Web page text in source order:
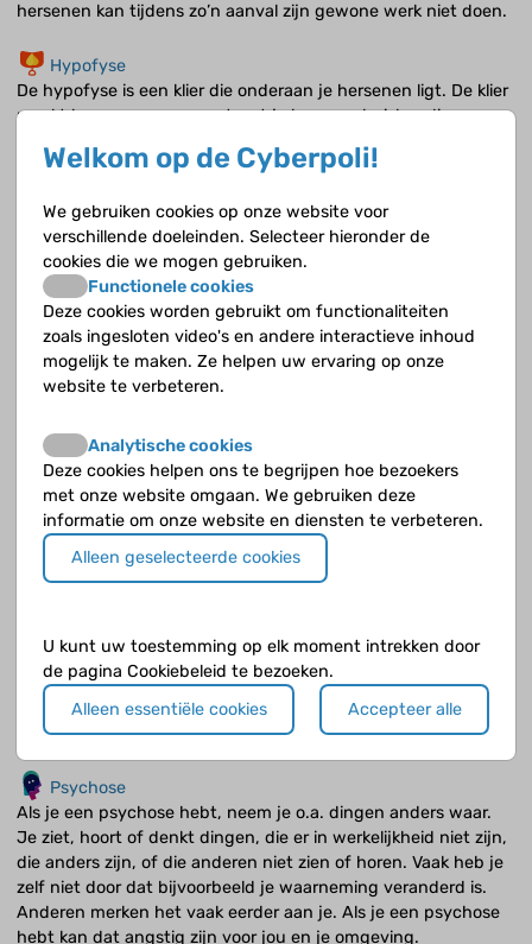
hersenen kan tijdens zo’n aanval zijn gewone werk niet doen.
Hypofyse
De hypofyse is een klier die onderaan je hersenen ligt. De klier
maakt hormonen aan en stuurt je hormoonhuishouding aan.
ASS (Autisme)
veel verschillende vormen, daarom hebben we het over een
spectrum. Geen enkel kind met ASS is hetzelfde. De ernst
verschilt, de kenmerken, bijkomende factoren of de invloed
die het heeft op je dagelijks leven.
Hersentumoren
Er zijn verschillende soorten hersentumoren, ze kunnen allerlei
klachten geven, zoals minder goed zien, minder kracht in je
Trombose
Bij sinustrombose raakt een ader in (het voorste deel) van je
hersenen verstopt. Meestal krijg je dan snel opkomende,
hevige hoofdpijn. Je kunt last krijgen o.a. van epileptische
aanvallen of moeite met bewegen van je armen en/of benen.
Als je te vroeg geboren bent, kan dat o.a. (een laat) effect
hebben op de ontwikkeling van de hersenen. In de hersenen
kunnen bloedingen ontstaan, waardoor er fysieke en mentale
problemen kunnen ontstaan, op korte of lange termijn.
Psychose
Als je een psychose hebt, neem je o.a. dingen anders waar.
Je ziet, hoort of denkt dingen, die er in werkelijkheid niet zijn,
die anders zijn, of die anderen niet zien of horen. Vaak heb je
zelf niet door dat bijvoorbeeld je waarneming veranderd is.
Anderen merken het vaak eerder aan je. Als je een psychose
hebt kan dat angstig zijn voor jou en je omgeving.
Welkom op de Cyberpoli!
We gebruiken cookies op onze website voor
verschillende doeleinden. Selecteer hieronder de
cookies die we mogen gebruiken.
Functionele cookies
Deze cookies worden gebruikt om functionaliteiten
zoals ingesloten video's en andere interactieve inhoud
mogelijk te maken. Ze helpen uw ervaring op onze
website te verbeteren.
Analytische cookies
Deze cookies helpen ons te begrijpen hoe bezoekers
met onze website omgaan. We gebruiken deze
informatie om onze website en diensten te verbeteren.
Alleen geselecteerde cookies
U kunt uw toestemming op elk moment intrekken door
de pagina Cookiebeleid te bezoeken.
Alleen essentiële cookies
Accepteer alle